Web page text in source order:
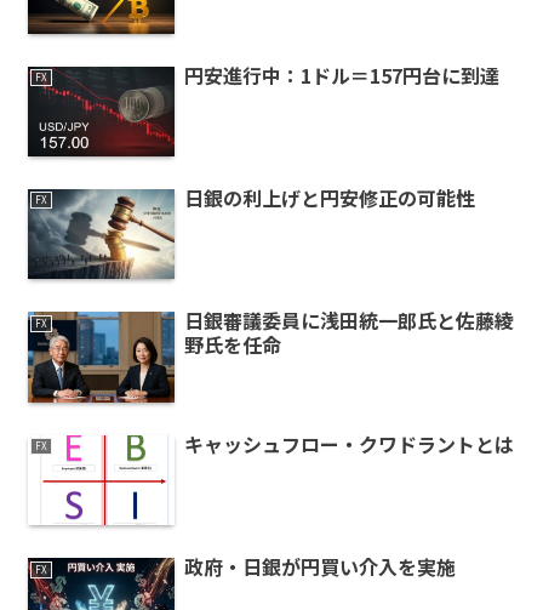
FX 円安進行中：1ドル＝157円台に到達
FX 日銀の利上げと円安修正の可能性
FX
日銀審議委員に浅田統一郎氏と佐藤綾
野氏を任命
FX キャッシュフロー・クワドラントとは
FX 政府・日銀が円買い介入を実施